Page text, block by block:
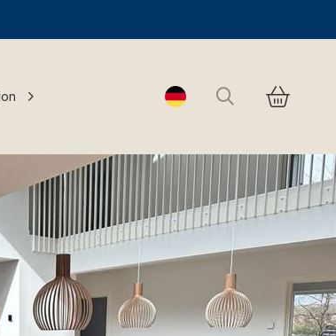
Change language
Suchen